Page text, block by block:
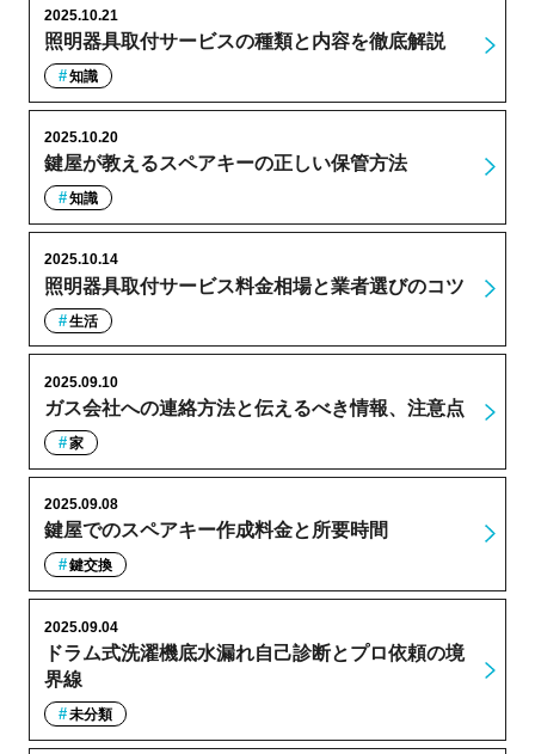
照明器具取付サービスの種類と内容を徹底解説
2025.10.21
知識
鍵屋が教えるスペアキーの正しい保管方法
2025.10.20
知識
照明器具取付サービス料金相場と業者選びのコツ
2025.10.14
生活
ガス会社への連絡方法と伝えるべき情報、注意点
2025.09.10
家
鍵屋でのスペアキー作成料金と所要時間
2025.09.08
鍵交換
ドラム式洗濯機底水漏れ自己診断とプロ依頼の境
界線
2025.09.04
未分類